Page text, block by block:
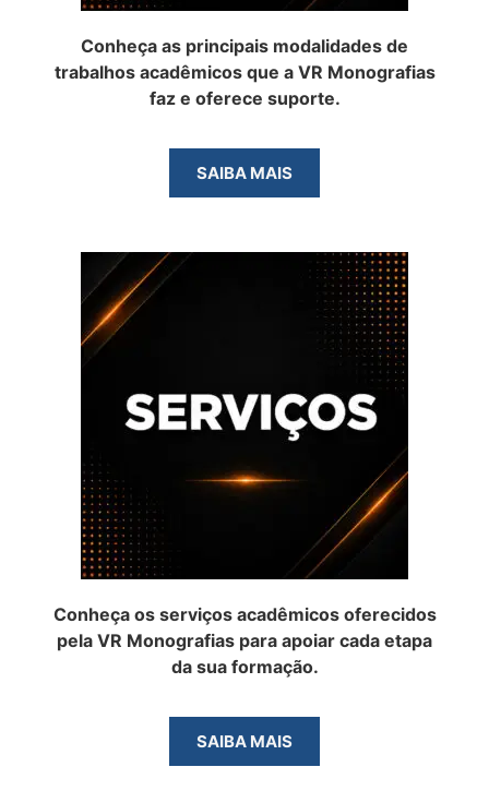
Conheça as principais modalidades de
trabalhos acadêmicos que a VR Monografias
faz e oferece suporte.
SAIBA MAIS
Conheça os serviços acadêmicos oferecidos
pela VR Monografias para apoiar cada etapa
da sua formação.
SAIBA MAIS